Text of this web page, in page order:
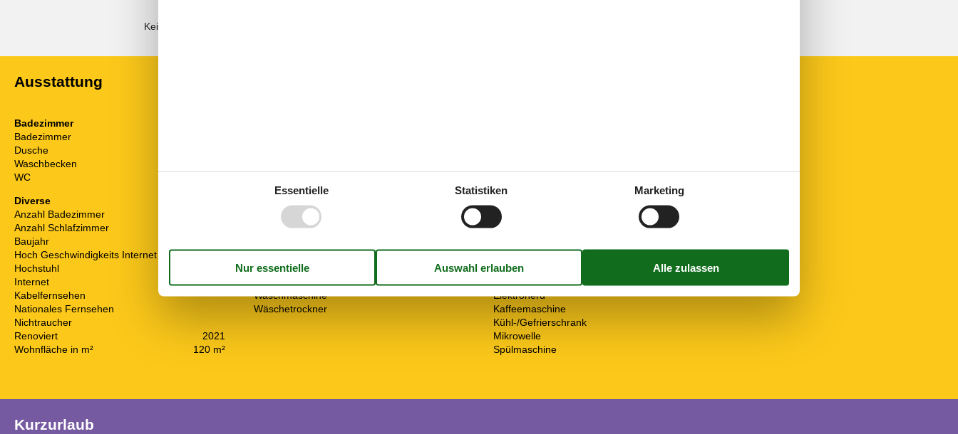
Keine detaillierten externen Bewertungen
Ausstattung
Badezimmer
Badezimmer
Dusche
Waschbecken
WC
Diverse
Anzahl Badezimmer
Anzahl Schlafzimmer
Baujahr
Hoch Geschwindigkeits Internet
Hochstuhl
Internet
Kabelfernsehen
Nationales Fernsehen
Nichtraucher
Renoviert
2021
Wohnfläche in m²
120 m²
Apple TV
Internetzugang
Radio
Spielgeräte
TV
2
Waschmaschine
Wäschetrockner
Küste
10 m
Küste (Strand)
Nachbar
Restaurant
Küche
Abzugshaube
Elektroherd
Kaffeemaschine
Kühl-/Gefrierschrank
Mikrowelle
Spülmaschine
Kurzurlaub
Essentielle Statistiken Marketing